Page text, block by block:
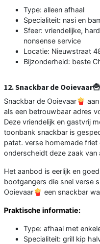
Type: alleen afhaal
Specialiteit: nasi en
Sfeer: vriendelijke,
nonsense service
Locatie: Nieuwstraat
Bijzonderheid: beste
12. Snackbar de Ooievaar🍟
Snackbar de Ooievaar🍟
als een betrouwbaar adres
Deze vriendelijk en gastvrij
toonbank snackbar is
patat. verse homemade friet
onderscheidt deze zaak van
Het aanbod is eerlijk en
bootgangers die snel verse
Ooievaar🍟 een snackbar
Praktische informatie:
Type: afhaal met
Specialiteit: grill kip